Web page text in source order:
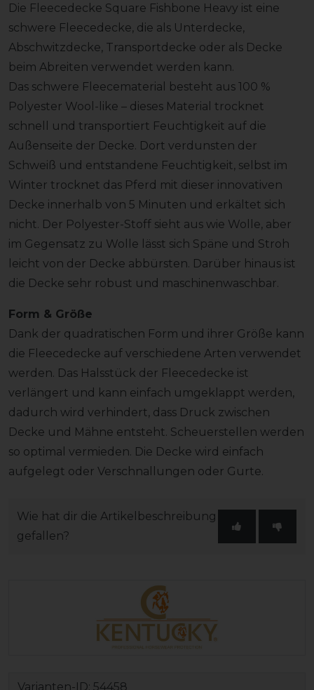
Die Fleecedecke Square Fishbone Heavy ist eine
schwere Fleecedecke, die als Unterdecke,
Abschwitzdecke, Transportdecke oder als Decke
beim Abreiten verwendet werden kann.
Das schwere Fleecematerial besteht aus 100 %
Polyester Wool-like – dieses Material trocknet
schnell und transportiert Feuchtigkeit auf die
Außenseite der Decke. Dort verdunsten der
Schweiß und entstandene Feuchtigkeit, selbst im
Winter trocknet das Pferd mit dieser innovativen
Decke innerhalb von 5 Minuten und erkältet sich
nicht. Der Polyester-Stoff sieht aus wie Wolle, aber
im Gegensatz zu Wolle lässt sich Späne und Stroh
leicht von der Decke abbürsten. Darüber hinaus ist
die Decke sehr robust und maschinenwaschbar.
Form & Größe
Dank der quadratischen Form und ihrer Größe kann
die Fleecedecke auf verschiedene Arten verwendet
werden. Das Halsstück der Fleecedecke ist
verlängert und kann einfach umgeklappt werden,
dadurch wird verhindert, dass Druck zwischen
Decke und Mähne entsteht. Scheuerstellen werden
so optimal vermieden. Die Decke wird einfach
aufgelegt oder Verschnallungen oder Gurte.
Wie hat dir die Artikelbeschreibung
gefallen?
Varianten-ID: 54458